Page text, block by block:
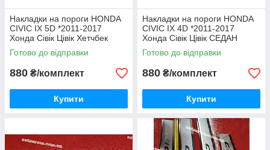
Накладки на пороги HONDA
CIVIC IX 5D *2011-2017
Хонда Сівік Цівік Хетчбек
Преміум Нержавійка
комплект з логотипом 4
Готово до відправки
880 ₴/комплект
Купити
Накладки на пороги HONDA
CIVIC IX 4D *2011-2017
Хонда Сівік Цівік СЕДАН
Преміум Нержавійка
комплект з логотипом 4
Готово до відправки
880 ₴/комплект
Купити